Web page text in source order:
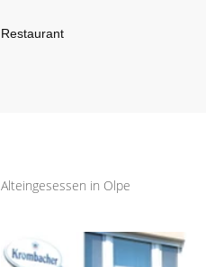
Restaurant
Alteingesessen in Olpe